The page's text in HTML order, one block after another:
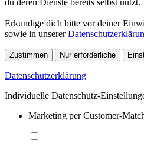
du deren Dienste bereits selbst nutzt.
Erkundige dich bitte vor deiner
sowie in unserer
Zustimmen Nur erforderliche
Datenschutzerklärung
Individuelle Datenschutz-
Marketing per Customer-